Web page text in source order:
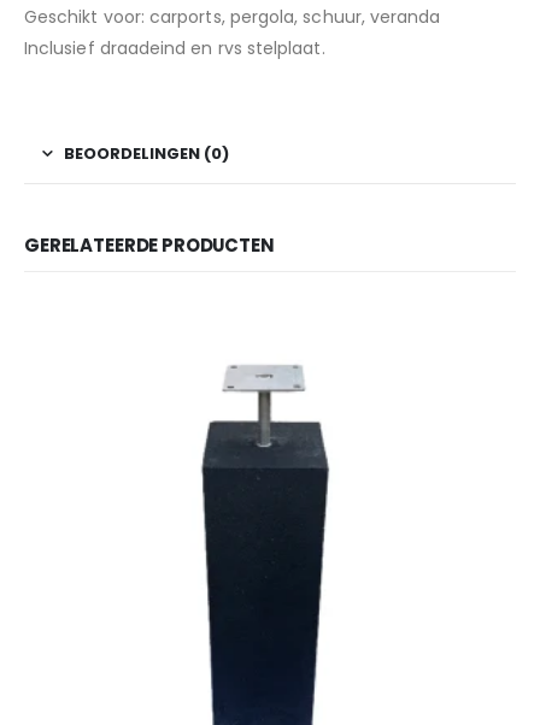
Geschikt voor: carports, pergola, schuur, veranda
Inclusief draadeind en rvs stelplaat.
BEOORDELINGEN (0)
GERELATEERDE PRODUCTEN